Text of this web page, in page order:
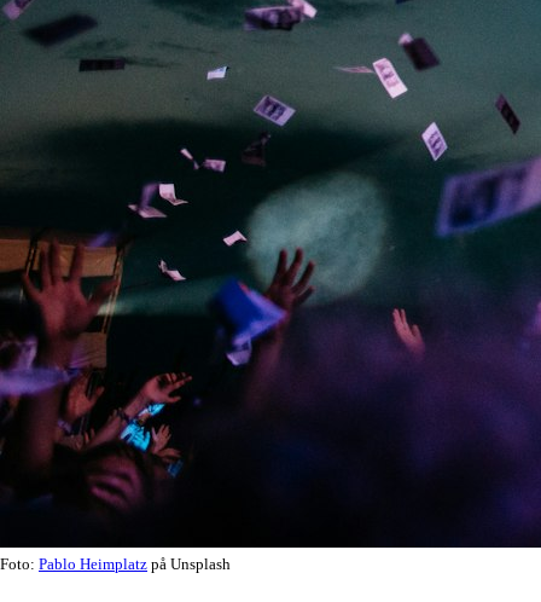
Foto: Pablo Heimplatz på Unsplash